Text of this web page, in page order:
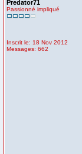
Predator71
Passionné impliqué
Inscrit le: 18 Nov 2012
Messages: 662